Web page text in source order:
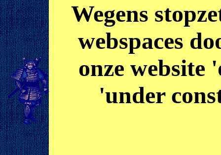
Wegens
webspaces
onze website
'under